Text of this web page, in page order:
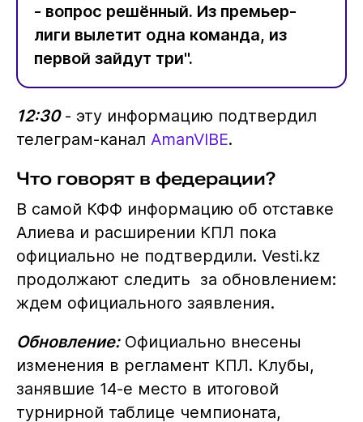
- вопрос решённый. Из премьер-
лиги вылетит одна команда, из
первой зайдут три".
12:30- эту информацию подтвердил
телеграм-канал AmanVIBE.
Что говорят в федерации?
В самой КФФ информацию об отставке
Алиева и расширении КПЛ пока
официально не подтвердили. Vesti.kz
продолжают следить за обновлением:
ждем официального заявления.
Обновление:Официально внесены
изменения в регламент КПЛ. Клубы,
занявшие 14-е место в итоговой
турнирной таблице чемпионата,